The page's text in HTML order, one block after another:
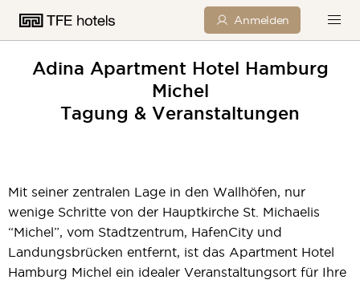
Anmelden
Adina Apartment Hotel Hamburg
Michel
Tagung & Veranstaltungen
Mit seiner zentralen Lage in den Wallhöfen, nur
wenige Schritte von der Hauptkirche St. Michaelis
“Michel”, vom Stadtzentrum, HafenCity und
Landungsbrücken entfernt, ist das Apartment Hotel
Hamburg Michel ein idealer Veranstaltungsort für Ihre